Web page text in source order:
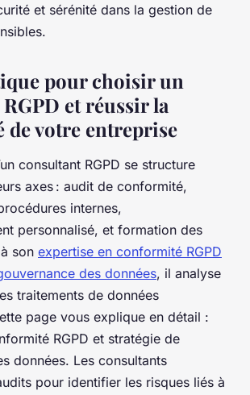
et sérénité dans la gestion de
pour choisir un
et réussir la
votre entreprise
consultant RGPD se structure
axes : audit de conformité,
internes,
personnalisé, et formation des
son expertise en conformité RGPD
des données, il analyse
traitements de données
page vous explique en détail :
RGPD et stratégie de
données. Les consultants
pour identifier les risques liés à